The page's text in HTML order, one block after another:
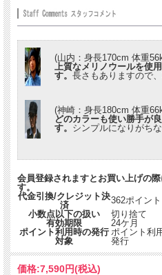
(山内：身長170cm 体重
上質なメリノウールを使
す。 長さもありますので
(神崎：身長180cm 体重
どのカラーも使い勝手が
す。 シンプルになりがち
会員登録されますとお買い上げの
す。
代金引換/クレジット決
済
362ポイント
小数点以下の扱い
切り捨て
有効期限
24ケ月
ポイント利用時の発行
対象
ポイント利
発行
価格:7,590円(税込)